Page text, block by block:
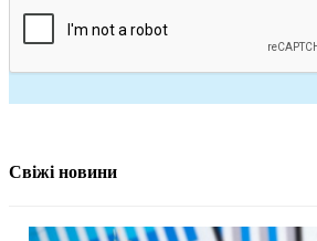
Свіжі новини